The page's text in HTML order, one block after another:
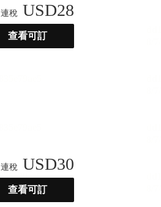
連稅 USD28
查看可訂
連稅 USD30
查看可訂